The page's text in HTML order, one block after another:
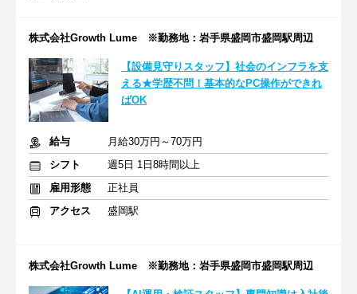
株式会社Growth Lume ※勤務地：岩手県盛岡市盛岡駅周辺
【設備見守りスタッフ】社会のインフラを支
える★学歴不問！基本的なPC操作ができれ
ばOK
給与
月給30万円～70万円
シフト
週5日 1日8時間以上
雇用形態
正社員
アクセス
盛岡駅
株式会社Growth Lume ※勤務地：岩手県盛岡市盛岡駅周辺